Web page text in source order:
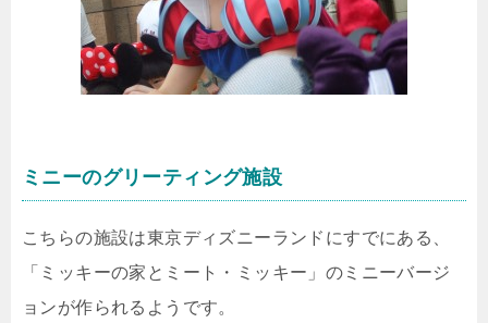
ミニーのグリーティング施設
こちらの施設は東京ディズニーランドにすでにある、
「ミッキーの家とミート・ミッキー」のミニーバージ
ョンが作られるようです。